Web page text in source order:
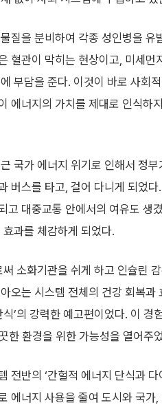
질을 분비하여 각종 성인병을
혈관이 막히는 현상이고, 미세먼
부담을 준다. 이것이 바로 사회
에너지의 가치를 제대로 인식하
국가 에너지 위기로 인해서 정
버스를 타고, 걸어 다니게 되었
고 대중교통 안에서의 여유도 생
과를 체감하게 되었다.
소화기관을 쉬게 하고 인슐린
오는 시스템 전체의 건강 회복
’의 강력한 예고편이었다. 이 경
한 환경을 위한 가능성을 열어주
전반의 ‘간헐적 에너지 단식과
에너지 사용을 줄여 도시와 국